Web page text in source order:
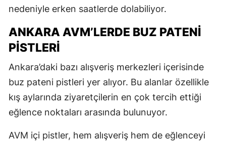
nedeniyle erken saatlerde dolabiliyor.
ANKARA AVM’LERDE BUZ PATENI
PISTLERI
Ankara’daki bazı alışveriş merkezleri içerisinde
buz pateni pistleri yer alıyor. Bu alanlar özellikle
kış aylarında ziyaretçilerin en çok tercih ettiği
eğlence noktaları arasında bulunuyor.
AVM içi pistler, hem alışveriş hem de eğlenceyi